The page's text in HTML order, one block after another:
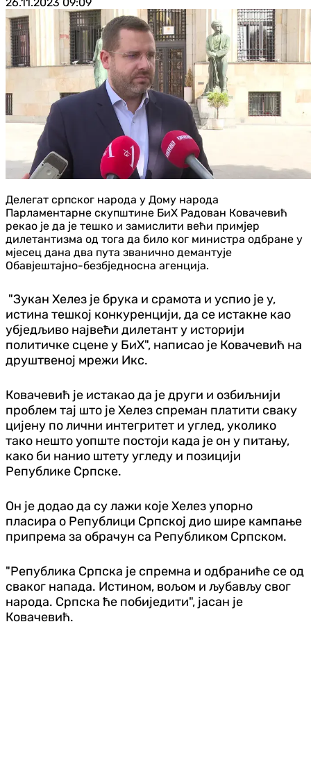
Делегат српског народа у Дому народа
Парламентарне скупштине БиХ Радован Ковачевић
рекао је да је тешко и замислити већи примјер
дилетантизма од тога да било ког министра одбране у
мјесец дана два пута званично демантује
Обавјештајно-безбједносна агенција.
"Зукан Хелез је брука и срамота и успио је у,
истина тешкој конкуренцији, да се истакне као
убједљиво највећи дилетант у историји
политичке сцене у БиХ", написао је Ковачевић на
друштвеној мрежи Икс.
Ковачевић је истакао да је други и озбиљнији
проблем тај што је Хелез спреман платити сваку
цијену по лични интегритет и углед, уколико
тако нешто уопште постоји када је он у питању,
како би нанио штету угледу и позицији
Републике Српске.
Он је додао да су лажи које Хелез упорно
пласира о Републици Српској дио шире кампање
припрема за обрачун са Републиком Српском.
"Република Српска је спремна и одбраниће се од
сваког напада. Истином, вољом и љубављу свог
народа. Српска ће побиједити", јасан је
Ковачевић.